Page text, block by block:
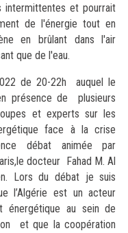
intermittentes et pourrait
de l'énergie tout en
en brûlant dans l'air
que de l'eau.
de 20-22h auquel le
présence de plusieurs
et experts sur les
face à la crise
débat animée par
docteur Fahad M. Al
Lors du débat je suis
l’Algérie est un acteur
énergétique au sein de
et que la coopération